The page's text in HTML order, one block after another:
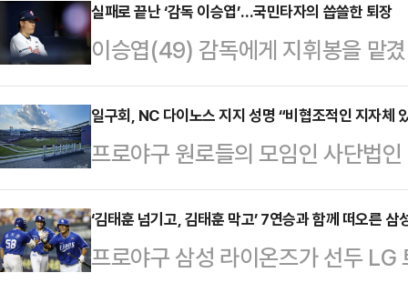
실패로 끝난 ‘감독 이승엽’…국민타자의 씁쓸한 퇴장
이승엽(49) 감독에게 지휘봉을 맡
로 끝났다.두산은 2일 “이승엽 감
다.두산은 “세 시즌 팀을 이끌어주
“이승엽 감독은 올 시즌 부진한 성
해 이 같은 결정을 내렸다. 구단은
약기간 3년을 다 채우지 못하고 물
로 10개 팀 가운데 9위에 자리하고
일구회, NC 다이노스 지지 성명 “비협조적인 지자체
프로야구 원로들의 모임인 사단법
한 대우에 맞서고 있는 NC 다이노
구회는 2일 "NC 구단은 진심 어린
해 발 벗고 나섰다. 반면 창원시는
‘김태훈 넘기고, 김태훈 막고’ 7연승과 함께 떠오른 삼
프로야구 삼성 라이온즈가 선두